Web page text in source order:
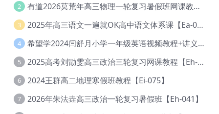
2 有道2026莫荒年高三物理一轮复习暑假班网课教程【Ef-044】
3 2025年高三语文一遍就OK高中语文体系课【Ea-028】
4 希望学2024闫舒月小学一年级英语视频教程+讲义【Cc-004】
5 2025高考刘勖雯高三政治三轮复习网课教程【Eh-061】
6 2024王群高二地理寒假班教程【Ei-075】
7 2026年朱法垚高三政治一轮复习暑假班【Eh-041】